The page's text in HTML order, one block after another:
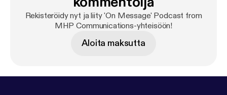
Rekisteröidy nyt ja liity 'On Message' Podcast from
MHP Communications-yhteisöön!
Aloita maksutta